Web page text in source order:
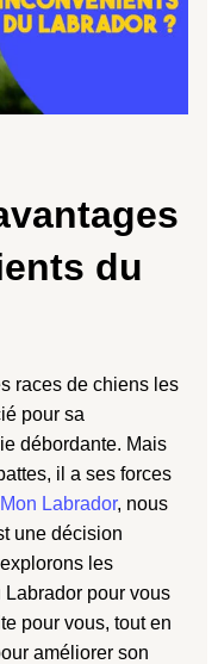
du
races de chiens les
pour sa
débordante. Mais
il a ses forces
Labrador, nous
une décision
les
pour vous
pour vous, tout en
améliorer son